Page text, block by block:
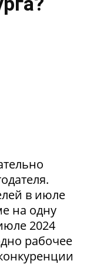
в июле
на одну
2024
рабочее